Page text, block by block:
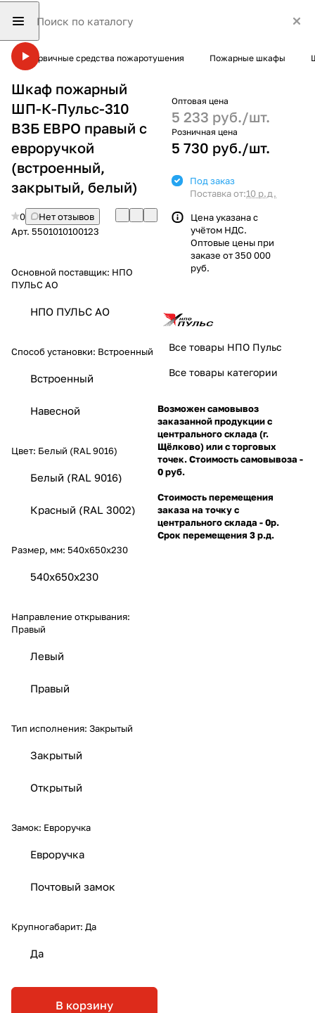
Первичные средства пожаротушения Пожарные шкафы
Шкаф пожарный
ШП-К-Пульс-310
ВЗБ ЕВРО правый с
евроручкой
(встроенный,
закрытый, белый)
0
Нет отзывов
Арт. 5501010100123
Основной поставщик: НПО
ПУЛЬС АО
НПО ПУЛЬС АО
Способ установки: Встроенный
Встроенный
Навесной
Цвет: Белый (RAL 9016)
Белый (RAL 9016)
Красный (RAL 3002)
Размер, мм: 540х650х230
540х650х230
Направление открывания:
Правый
Левый
Правый
Тип исполнения: Закрытый
Закрытый
Открытый
Замок: Евроручка
Евроручка
Почтовый замок
Крупногабарит: Да
Да
В корзину
Оптовая цена
5 233 руб./шт.
Розничная цена
5 730 руб./шт.
Под заказ
Поставка от:10 р.д.
Цена указана с
учётом НДС.
Оптовые цены при
заказе от 350 000
руб.
Все товары НПО Пульс
Все товары категории
Возможен самовывоз
заказанной продукции с
центрального склада (г.
Щёлково) или с торговых
точек. Стоимость самовывоза -
0 руб.
Стоимость перемещения
заказа на точку с
центрального склада - 0р.
Срок перемещения 3 р.д.